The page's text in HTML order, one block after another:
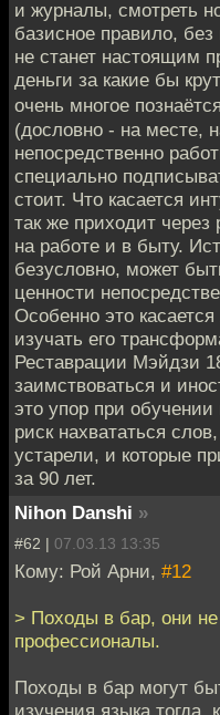
и журналы, смотреть
базисное правило, без
не станет настоящим
деньги за какие бы
очень многое
(дословно - на месте,
непосредственно
специально
стоит. Что касается
так же приходит через
на работе и в быту.
безусловно, может
ценности
Особенно это
изучать его
Реставрации Мэйдзи
заимствоваться и
это упор при
риск нахвататься
устарели, и которые
за 90 лет.
Nihon Danshi »
#62 | 07.03.13 13:35
Кому: Рой Арни, #12
> Походы в бар, они
профессионалы.
Походы в бар могут